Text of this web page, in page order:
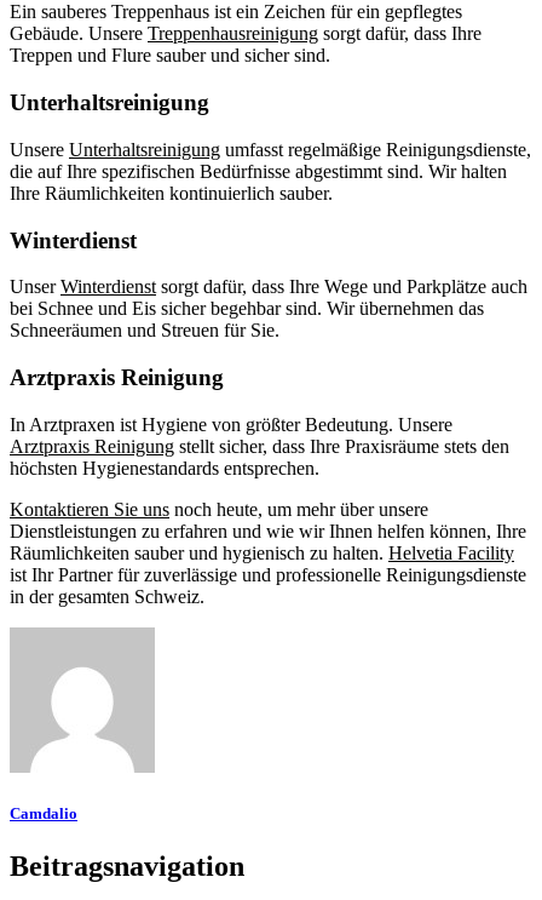
Ein sauberes Treppenhaus ist ein Zeichen für ein gepflegtes
Gebäude. Unsere Treppenhausreinigung sorgt dafür, dass Ihre
Treppen und Flure sauber und sicher sind.
Unterhaltsreinigung
Unsere Unterhaltsreinigung umfasst regelmäßige Reinigungsdienste,
die auf Ihre spezifischen Bedürfnisse abgestimmt sind. Wir halten
Ihre Räumlichkeiten kontinuierlich sauber.
Winterdienst
UnserWinterdienst sorgt dafür, dass Ihre Wege und Parkplätze auch
bei Schnee und Eis sicher begehbar sind. Wir übernehmen das
Schneeräumen und Streuen für Sie.
Arztpraxis Reinigung
In Arztpraxen ist Hygiene von größter Bedeutung. Unsere
Arztpraxis Reinigung stellt sicher, dass Ihre Praxisräume stets den
höchsten Hygienestandards entsprechen.
Kontaktieren Sie uns noch heute, um mehr über unsere
Dienstleistungen zu erfahren und wie wir Ihnen helfen können, Ihre
Räumlichkeiten sauber und hygienisch zu halten. Helvetia Facility
ist Ihr Partner für zuverlässige und professionelle Reinigungsdienste
in der gesamten Schweiz.
Camdalio
Beitragsnavigation